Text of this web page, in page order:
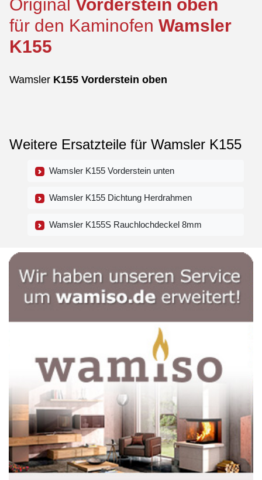
Original Vorderstein oben
für den Kaminofen Wamsler
K155
Wamsler K155 Vorderstein oben
Weitere Ersatzteile für Wamsler K155
Wamsler K155 Vorderstein unten
Wamsler K155 Dichtung Herdrahmen
Wamsler K155S Rauchlochdeckel 8mm